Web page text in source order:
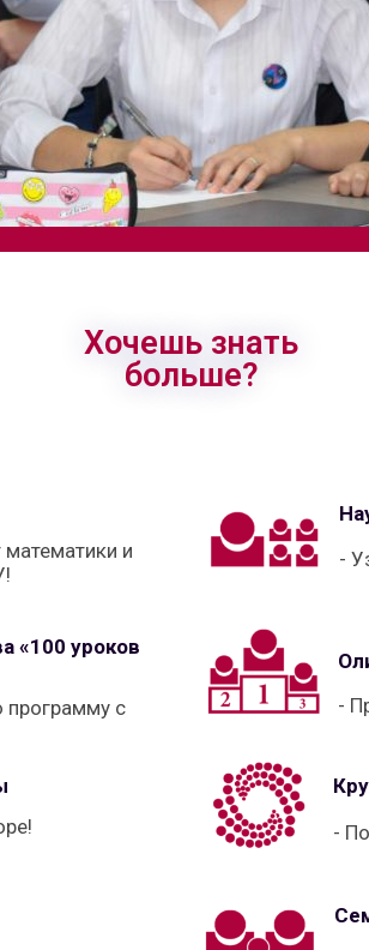
Хочешь знать
больше?
математики и
-
«100 уроков
с
-
-